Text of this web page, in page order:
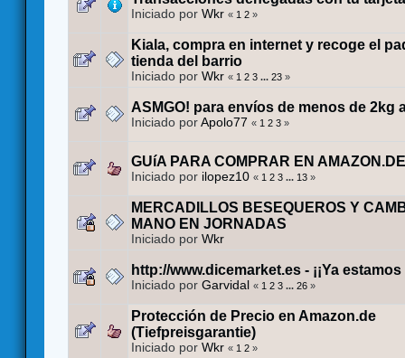
Iniciado por Wkr « 1 2 »
Kiala, compra en internet y recoge el
tienda del barrio
Iniciado por Wkr « 1 2 3 ... 23 »
ASMGO! para envíos de menos de 2kg
Iniciado por Apolo77 « 1 2 3 »
GUíA PARA COMPRAR EN AMAZON.DE
Iniciado por ilopez10 « 1 2 3 ... 13 »
MERCADILLOS BESEQUEROS Y
MANO EN JORNADAS
Iniciado por Wkr
http://www.dicemarket.es - ¡¡Ya
Iniciado por Garvidal « 1 2 3 ... 26 »
Protección de Precio en Amazon.de
(Tiefpreisgarantie)
Iniciado por Wkr « 1 2 »